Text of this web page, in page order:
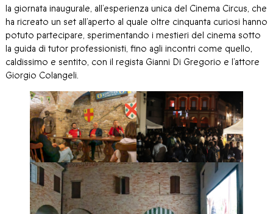
la giornata inaugurale, all’esperienza unica del Cinema Circus, che
ha ricreato un set all’aperto al quale oltre cinquanta curiosi hanno
potuto partecipare, sperimentando i mestieri del cinema sotto
la guida di tutor professionisti, fino agli incontri come quello,
caldissimo e sentito, con il regista Gianni Di Gregorio e l’attore
Giorgio Colangeli.